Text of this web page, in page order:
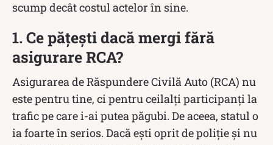
scump decât costul actelor în sine.
1. Ce pățești dacă mergi fără
asigurare RCA?
Asigurarea de Răspundere Civilă Auto (RCA) nu
este pentru tine, ci pentru ceilalți participanți la
trafic pe care i-ai putea păgubi. De aceea, statul o
ia foarte în serios. Dacă ești oprit de poliție și nu